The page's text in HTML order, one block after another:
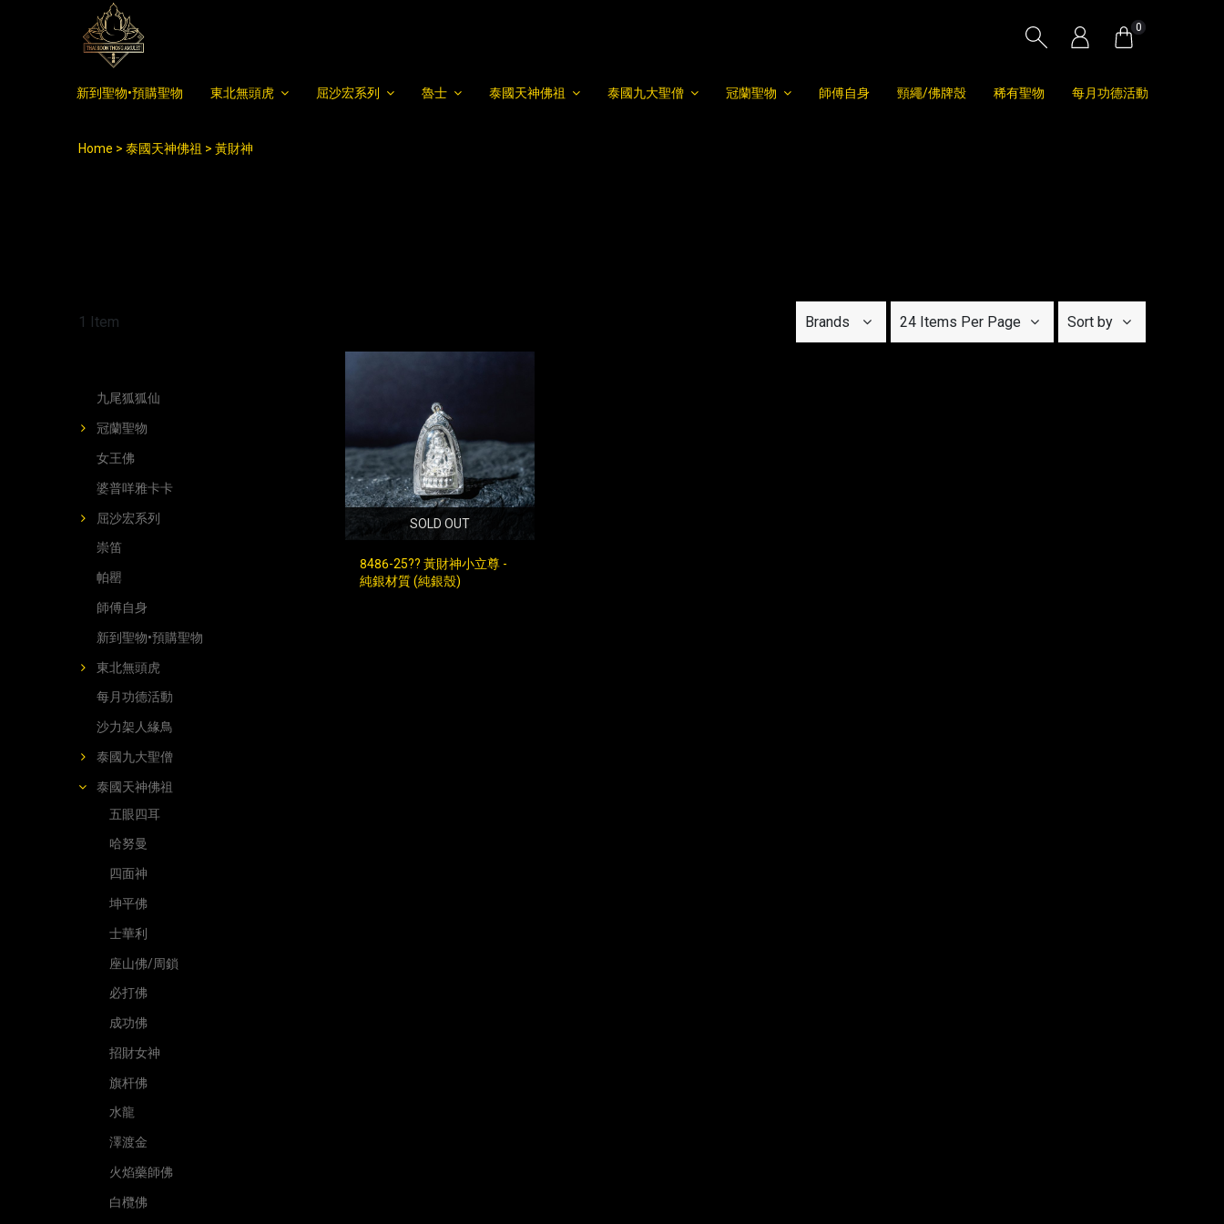
0
新到聖物•預購聖物 東北無頭虎 屈沙宏系列 魯士 泰國天神佛祖 泰國九大聖僧 冠蘭聖物 師傅自身 頸繩/佛牌殼 稀有聖物 每月功德活動
Home 泰國天神佛祖 黃財神
Brands 24 Items Per Page Sort by
1 Item
九尾狐狐仙
冠蘭聖物
女王佛
婆普咩雅卡卡
屈沙宏系列
崇笛
帕罌
師傅自身
新到聖物•預購聖物
東北無頭虎
每月功德活動
沙力架人緣鳥
泰國九大聖僧
泰國天神佛祖
五眼四耳
哈努曼
四面神
坤平佛
士華利
座山佛/周鎖
必打佛
成功佛
招財女神
旗杆佛
水龍
澤渡金
火焰藥師佛
白欖佛
SOLD OUT
8486-25?? 黃財神小立尊 -
純銀材質 (純銀殼)